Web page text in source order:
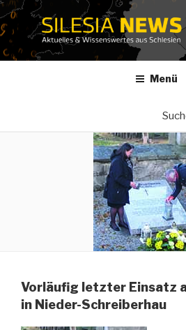
Zum
Inhalt
springen
Menü
Vorläufig letzter Einsatz
in Nieder-Schreiberhau